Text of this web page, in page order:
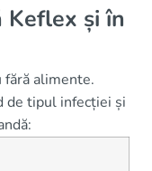
Keflex și în
fără alimente.
de tipul infecției și